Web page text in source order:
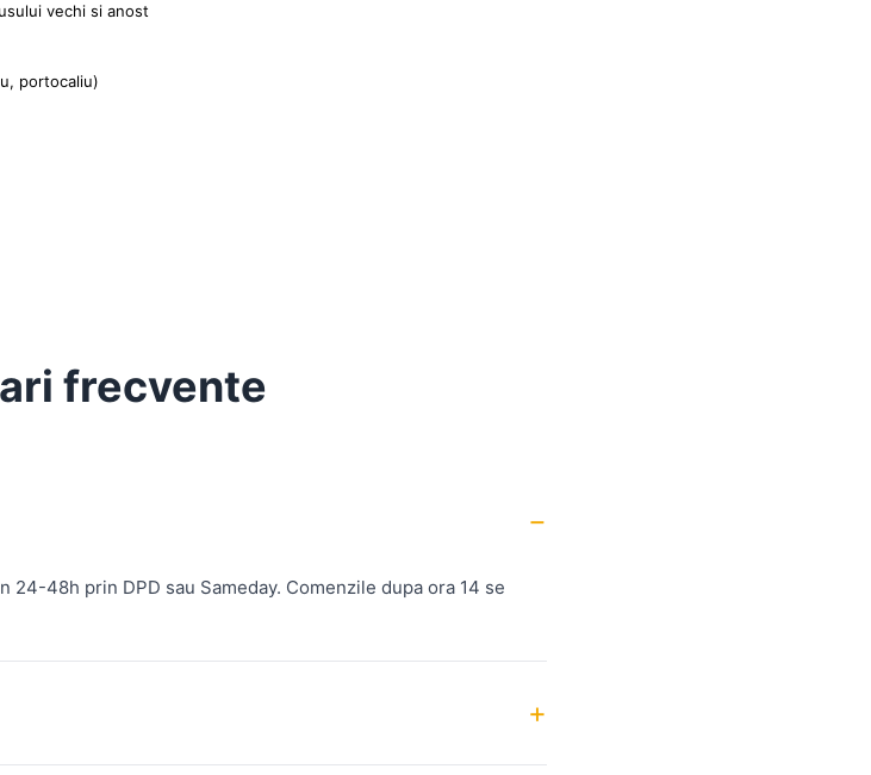
vechi si anost
portocaliu)
frecvente
24-48h prin DPD sau Sameday. Comenzile dupa ora 14 se